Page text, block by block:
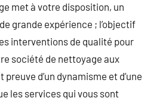
met à votre disposition, un
grande expérience ; l’objectif
interventions de qualité pour
société de nettoyage aux
d’un dynamisme et d’une
les services qui vous sont